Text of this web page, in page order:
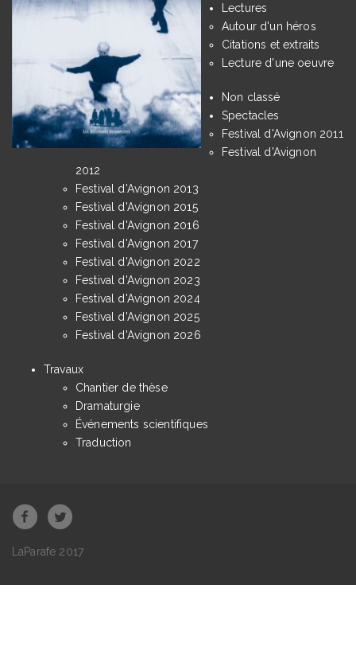
Lectures
Autour d'un héros
Citations et extraits
Lecture d'une oeuvre
Non classé
Spectacles
Festival d'Avignon 2011
Festival d'Avignon
2012
Festival d'Avignon 2013
Festival d'Avignon 2015
Festival d'Avignon 2016
Festival d'Avignon 2017
Festival d'Avignon 2022
Festival d'Avignon 2023
Festival d'Avignon 2024
Festival d'Avignon 2025
Festival d'Avignon 2026
Travaux
Chantier de thèse
Dramaturgie
Événements scientifiques
Traduction
LaParafe 2017